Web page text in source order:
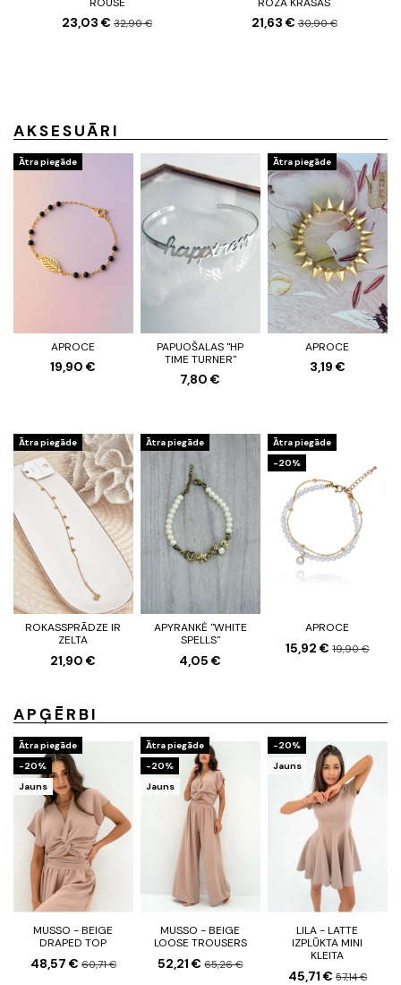
23,03 € 32,90 € 21,63 €30,90 €
AKSESUĀRI
Ātra piegāde
APROCE
19,90 €
PAPUOŠALAS "HP
TIME TURNER"
7,80 €
Ātra piegāde
APROCE
3,19 €
Ātra piegāde
ROKASSPRĀDZE IR
ZELTA
21,90 €
Ātra piegāde
APYRANKĖ "WHITE
SPELLS"
4,05 €
Ātra piegāde
-20%
APROCE
15,92 €19,90 €
APĢĒRBI
Ātra piegāde
-20%
Jauns
MUSSO - BEIGE
DRAPED TOP
48,57 € 60,71 €
Ātra piegāde
-20%
Jauns
MUSSO - BEIGE
LOOSE TROUSERS
52,21 €65,26 €
-20%
Jauns
LILA - LATTE
IZPLŪKTA MINI
KLEITA
45,71 € 57,14 €